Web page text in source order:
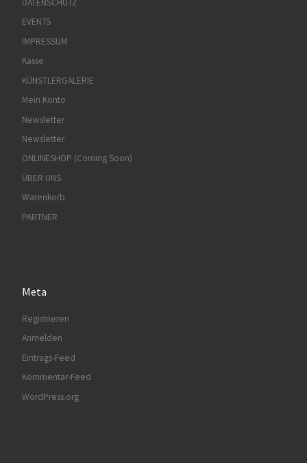
DATENSCHUTZ
EVENTS
IMPRESSUM
Kasse
KÜNSTLERGALERIE
Mein Konto
Newsletter
Newsletter
ONLINESHOP (Coming Soon)
ÜBER UNS
Warenkorb
PARTNER
Meta
Registrieren
Anmelden
Eintrags-Feed
Kommentar-Feed
WordPress.org